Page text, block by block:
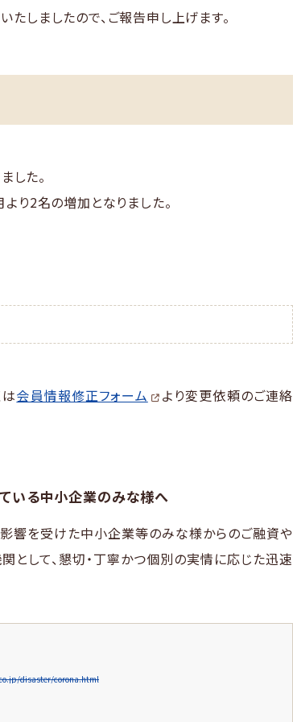
しましたので、ご報告申し上げます。
した。
より2名の増加となりました。
会員情報修正フォーム より変更依頼のご連絡
いる中小企業のみな様へ
影響を受けた中小企業等のみな様からのご融資や
して、懇切・丁寧かつ個別の実情に応じた迅速
disaster/corona.html